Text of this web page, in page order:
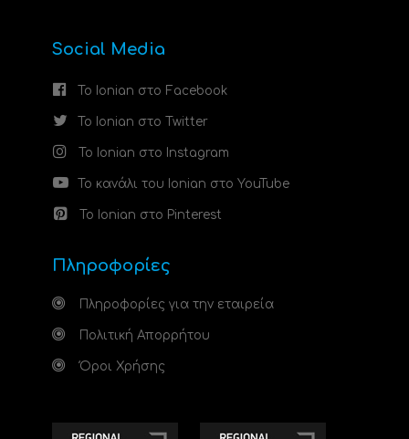
Social Media
Το Ionian στο Facebook
Το Ionian στο Twitter
Το Ionian στο Instagram
Το κανάλι του Ionian στο YouTube
Το Ionian στο Pinterest
Πληροφορίες
Πληροφορίες για την εταιρεία
Πολιτική Απορρήτου
Όροι Χρήσης